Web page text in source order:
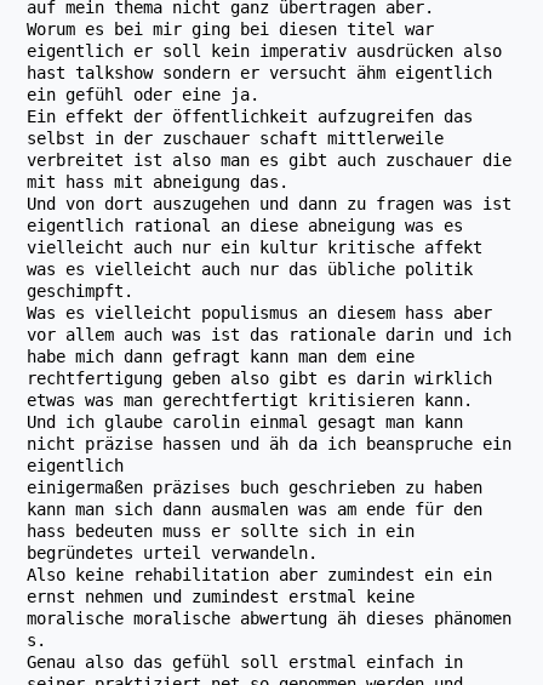
auf mein thema nicht ganz übertragen aber.
Worum es bei mir ging bei diesen titel war
eigentlich er soll kein imperativ ausdrücken also
hast talkshow sondern er versucht ähm eigentlich
ein gefühl oder eine ja.
Ein effekt der öffentlichkeit aufzugreifen das
selbst in der zuschauer schaft mittlerweile
verbreitet ist also man es gibt auch zuschauer die
mit hass mit abneigung das.
Und von dort auszugehen und dann zu fragen was ist
eigentlich rational an diese abneigung was es
vielleicht auch nur ein kultur kritische affekt
was es vielleicht auch nur das übliche politik
geschimpft.
Was es vielleicht populismus an diesem hass aber
vor allem auch was ist das rationale darin und ich
habe mich dann gefragt kann man dem eine
rechtfertigung geben also gibt es darin wirklich
etwas was man gerechtfertigt kritisieren kann.
Und ich glaube carolin einmal gesagt man kann
nicht präzise hassen und äh da ich beanspruche ein
eigentlich
einigermaßen präzises buch geschrieben zu haben
kann man sich dann ausmalen was am ende für den
hass bedeuten muss er sollte sich in ein
begründetes urteil verwandeln.
Also keine rehabilitation aber zumindest ein ein
ernst nehmen und zumindest erstmal keine
moralische moralische abwertung äh dieses phänomen
s.
Genau also das gefühl soll erstmal einfach in